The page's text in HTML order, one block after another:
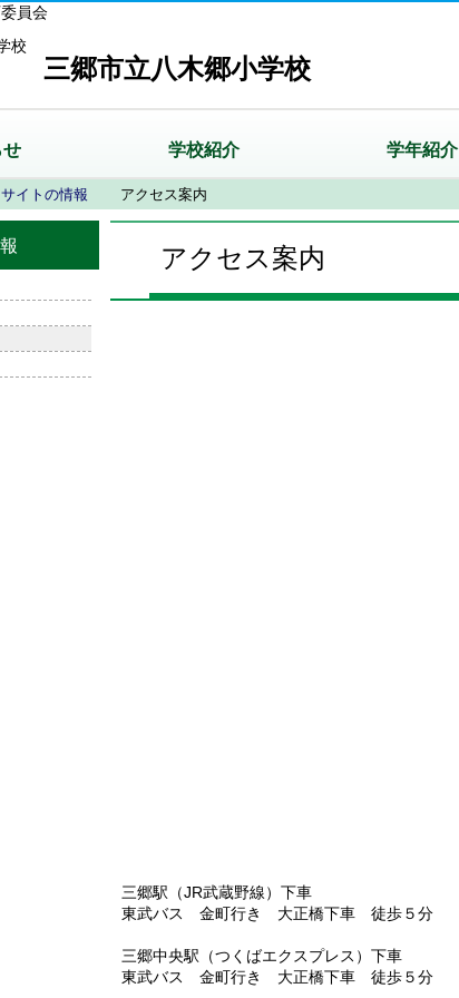
員会
三郷市立八木郷小学校
せ 学校紹介 学年紹介
サイトの情報 アクセス案内
アクセス案内
三郷駅（JR武蔵野線）下車
東武バス 金町行き 大正橋下車 徒歩５分
三郷中央駅（つくばエクスプレス）下車
東武バス 金町行き 大正橋下車 徒歩５分